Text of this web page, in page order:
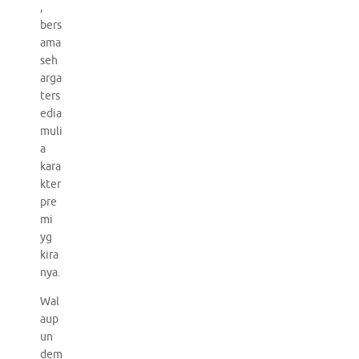
,
bers
ama
seh
arga
ters
edia
muli
a
kara
kter
pre
mi
yg
kira
nya.
Wal
aup
un
dem